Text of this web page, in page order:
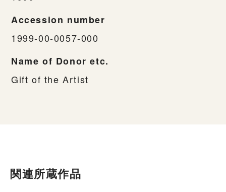
Accession number
1999-00-0057-000
Name of Donor etc.
Gift of the Artist
関連所蔵作品